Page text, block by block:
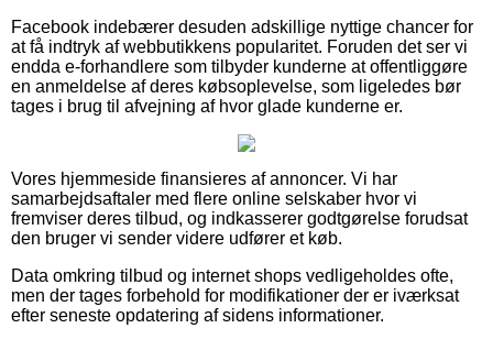
Facebook indebærer desuden adskillige nyttige chancer for
at få indtryk af webbutikkens popularitet. Foruden det ser vi
endda e-forhandlere som tilbyder kunderne at offentliggøre
en anmeldelse af deres købsoplevelse, som ligeledes bør
tages i brug til afvejning af hvor glade kunderne er.
Vores hjemmeside finansieres af annoncer. Vi har
samarbejdsaftaler med flere online selskaber hvor vi
fremviser deres tilbud, og indkasserer godtgørelse forudsat
den bruger vi sender videre udfører et køb.
Data omkring tilbud og internet shops vedligeholdes ofte,
men der tages forbehold for modifikationer der er iværksat
efter seneste opdatering af sidens informationer.